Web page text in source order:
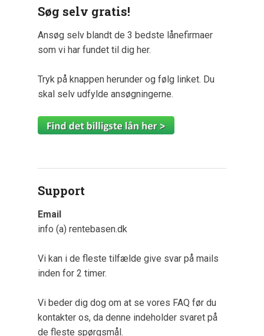
Søg selv gratis!
Ansøg selv blandt de 3 bedste lånefirmaer
som vi har fundet til dig her.
Tryk på knappen herunder og følg linket. Du
skal selv udfylde ansøgningerne.
Support
Email
info (a) rentebasen.dk
Vi kan i de fleste tilfælde give svar på mails
inden for 2 timer.
Vi beder dig dog om at se vores FAQ før du
kontakter os, da denne indeholder svaret på
de fleste spørgsmål.